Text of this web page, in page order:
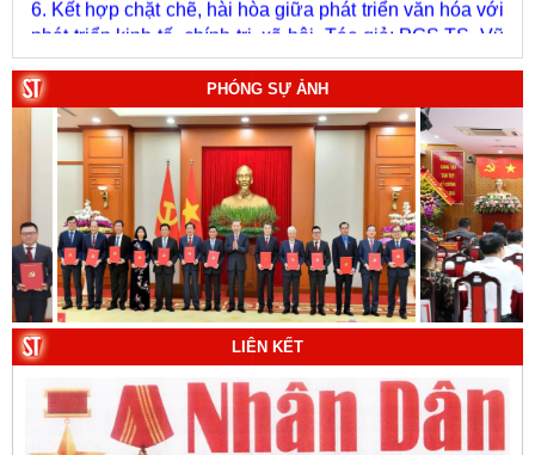
Văn Phúc (Chủ biên).
7. Chủ quyền của Việt Nam ở Hoàng Sa, Trường Sa
giai đoạn 1884 - 1975: Thực trạng khai thác và quản lý.
Tác giả: Thượng tướng, PGS.TS. Trần Quốc Tỏ (Chủ
biên).
8. Hà Nội - Thành phố Hồ Chí Minh: Dấu ấn lịch sử qua
từng khoảnh khắc (Song ngữ Việt - Anh). Tác giả: Tập
thể tác giả.
9. Đường Hồ Chí Minh trên biển - Bản hùng ca bất diệt
của dân tộc Việt Nam. Tác giả: TS. Vũ Trọng Hùng
(Viện Lịch sử Đảng).
10. Một vành đai, một con đường: Hành trình dài của
Trung Quốc đến năm 2049 (Sách tham khảo).Tác
giả:Michael H. Glantz, Robert J. Ross và Gavin G.
Daugherty (Đồng tác giả).
PHÓNG SỰ ẢNH
LIÊN KẾT